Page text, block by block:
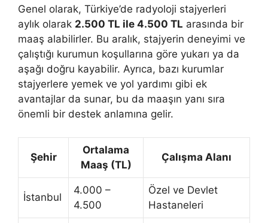
Genel olarak, Türkiye’de radyoloji stajyerleri
aylık olarak 2.500 TL ile 4.500 TL arasında bir
maaş alabilirler. Bu aralık, stajyerin deneyimi ve
çalıştığı kurumun koşullarına göre yukarı ya da
aşağı doğru kayabilir. Ayrıca, bazı kurumlar
stajyerlere yemek ve yol yardımı gibi ek
avantajlar da sunar, bu da maaşın yanı sıra
önemli bir destek anlamına gelir.
Şehir
Ortalama
Maaş (TL)
Çalışma Alanı
İstanbul
4.000 –
4.500
Özel ve Devlet
Hastaneleri